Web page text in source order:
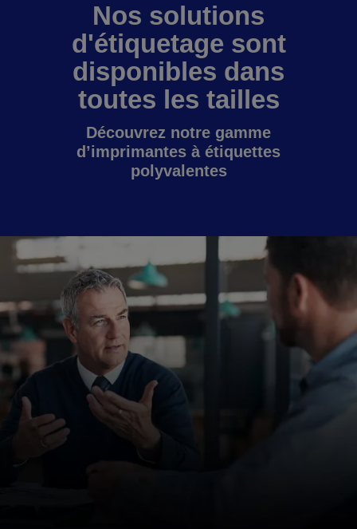
Nos solutions
d'étiquetage sont
disponibles dans
toutes les tailles
Découvrez notre gamme
d’imprimantes à étiquettes
polyvalentes